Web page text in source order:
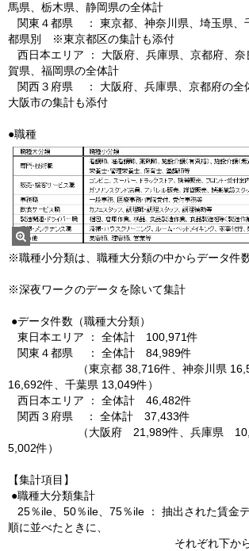
馬県、栃木県、静岡県の全体計
関東４都県 ： 東京都、神奈川県、埼玉県、
都県別 ※東京都区の集計も添付
西日本エリア ： 大阪府、兵庫県、京都府、
賀県、福岡県の全体計
関西３府県 ： 大阪府、兵庫県、京都府の
大阪市の集計も添付
●職種
※職種小分類は、職種大分類の中からデータ件
※深夜ワークのデータを除いて集計
●データ件数（職種大分類）
東日本エリア ： 全体計 100,971件
関東４都県 ： 全体計 84,989件
（東京都 38,716件、神奈川県
16,692件、千葉県 13,049件）
西日本エリア ： 全体計 46,482件
関西３府県 ： 全体計 37,433件
（大阪府 21,989件、兵庫県
5,002件）
【集計項目】
●職種大分類集計
25％ile、50％ile、75％ile ： 抽出された賃金
順に並べたときに、
それぞれ下から25%目